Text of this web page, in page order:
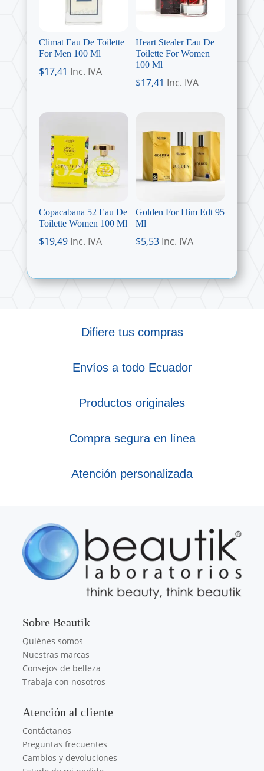
Climat Eau De Toilette
For Men 100 Ml
$17,41 Inc. IVA
Heart Stealer Eau De
Toilette For Women
100 Ml
$17,41 Inc. IVA
Copacabana 52 Eau De
Toilette Women 100 Ml
$19,49 Inc. IVA
Golden For Him Edt 95
Ml
$5,53 Inc. IVA
Difiere tus compras
Envíos a todo Ecuador
Productos originales
Compra segura en línea
Atención personalizada
Sobre Beautik
Quiénes somos
Nuestras marcas
Consejos de belleza
Trabaja con nosotros
Atención al cliente
Contáctanos
Preguntas frecuentes
Cambios y devoluciones